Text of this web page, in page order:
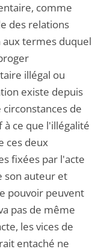
comme
des relations
termes duquel
illégal ou
existe depuis
de
ce que l'illégalité
ces deux
fixées par l'acte
son auteur et
pouvoir peuvent
pas de même
les vices de
entaché ne